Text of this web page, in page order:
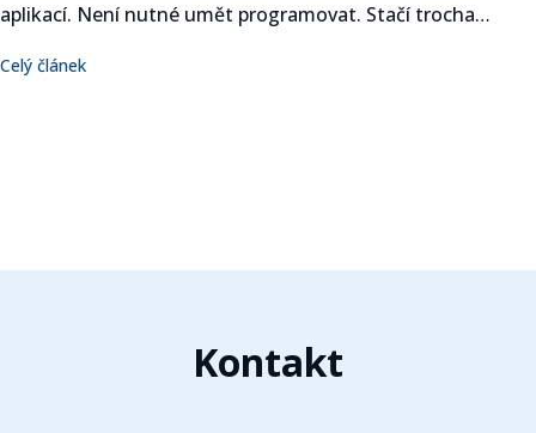
aplikací. Není nutné umět programovat. Stačí trocha…
Celý článek
Kontakt